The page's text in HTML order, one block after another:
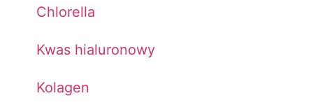
Chlorella
Kwas hialuronowy
Kolagen